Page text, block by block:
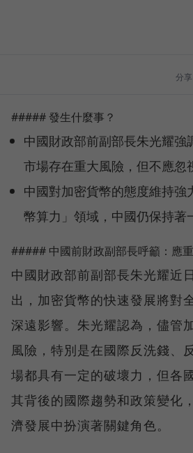
分享
##### 發生什麼事？
中國財政部前副部長朱光耀強
市場存在重大風險，但不應忽
中國對加密貨幣的態度維持強
幣算力」領域，中國仍保持著
##### 中國前財政副部長呼籲：應
中國財政部前副部長朱光耀近
出，加密貨幣的快速發展將對
深遠影響。朱光耀認為，儘管
風險，特別是在國際反洗錢、
場都具有一定的破壞力，但各
其背後的國際趨勢和政策變化
濟發展中扮演著關鍵角色。